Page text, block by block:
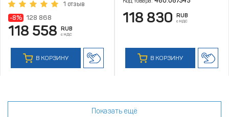
1 отзыв
-8% 128 868
118 558 RUB
с НДС
В КОРЗИНУ
118 830 RUB
с НДС
В КОРЗИНУ
Показать ещё